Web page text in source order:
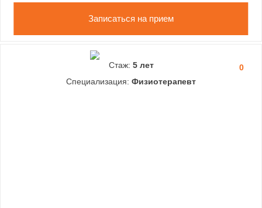
Записаться на прием
0
Стаж: 5 лет
Специализация: Физиотерапевт